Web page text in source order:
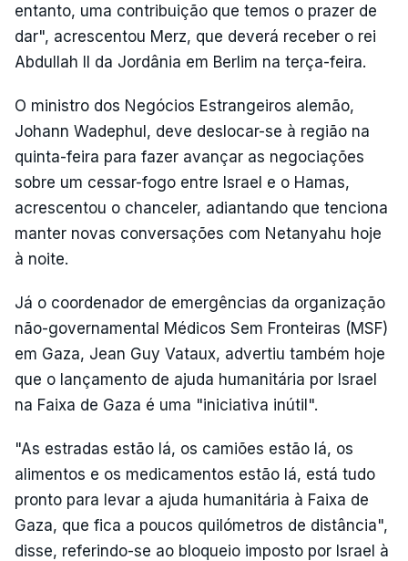
entanto, uma contribuição que temos o prazer de
dar", acrescentou Merz, que deverá receber o rei
Abdullah II da Jordânia em Berlim na terça-feira.
O ministro dos Negócios Estrangeiros alemão,
Johann Wadephul, deve deslocar-se à região na
quinta-feira para fazer avançar as negociações
sobre um cessar-fogo entre Israel e o Hamas,
acrescentou o chanceler, adiantando que tenciona
manter novas conversações com Netanyahu hoje
à noite.
Já o coordenador de emergências da organização
não-governamental Médicos Sem Fronteiras (MSF)
em Gaza, Jean Guy Vataux, advertiu também hoje
que o lançamento de ajuda humanitária por Israel
na Faixa de Gaza é uma "iniciativa inútil".
"As estradas estão lá, os camiões estão lá, os
alimentos e os medicamentos estão lá, está tudo
pronto para levar a ajuda humanitária à Faixa de
Gaza, que fica a poucos quilómetros de distância",
disse, referindo-se ao bloqueio imposto por Israel à